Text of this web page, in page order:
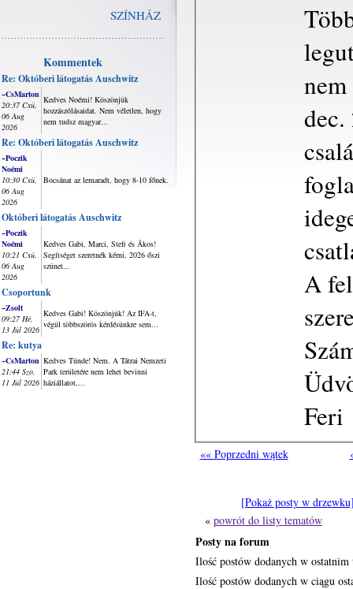
SZÍNHÁZ
Kommentek
Re: Októberi látogatás Auschwitz
~CsMarton
20:37 Csü,
06 Aug
2026
Kedves Noémi! Köszönjük
hozzászólásaidat. Nem véletlen, hogy
nem tudsz magyar...
Re: Októberi látogatás Auschwitz
~Poczik
Noémi
10:30 Csü,
06 Aug
2026
Bocsánat az lemaradt, hogy 8-10 főnek.
Októberi látogatás Auschwitz
~Poczik
Noémi
10:21 Csü,
06 Aug
2026
Kedves Gabi, Marci, Stefi és Ákos!
Segítséget szeretnék kérni, 2026 őszi
szünet...
Csoportunk
~Zsolt
09:27 Hé,
13 Júl 2026
Kedves Gabi! Köszönjük! Az IFA-t,
végül többszörös kérdésünkre sem...
Re: kutya
~CsMarton
21:44 Szo,
11 Júl 2026
Kedves Tünde! Nem. A Tátrai Nemzeti
Park területére nem lehet bevinni
háziállatot,...
dec.
A
Feri
«« Poprzedni wątek
[Pokaż posty w
« powrót do listy tematów
Posty na forum
Ilość postów dodanych w ostatnim
Ilość postów dodanych w ciągu